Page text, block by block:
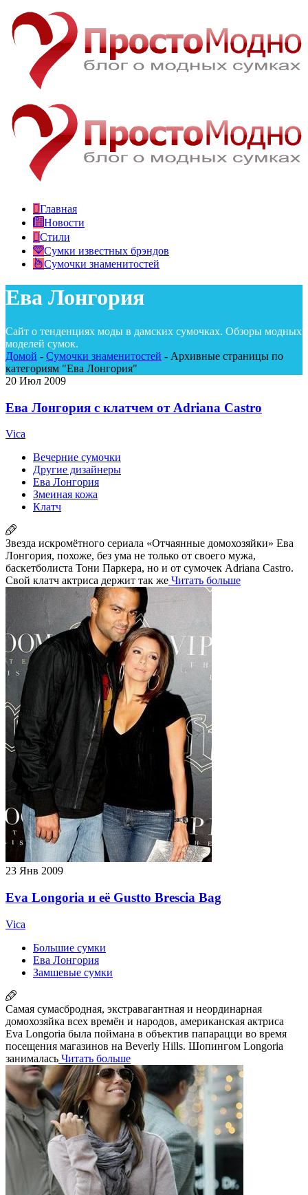
Главная
Новости
Стили
Сумки известных брэндов
Сумочки знаменитостей
Ева Лонгория
Сайт о тенденциях моды в дамских сумочках. Обзоры модных
моделей сумок.
Домой - Сумочки знаменитостей - Архивные страницы по
категориям "Ева Лонгория"
20 Июл 2009
Ева Лонгория с клатчем от Adriana Castro
Vica
Вечерние сумочки
Другие дизайнеры
Ева Лонгория
Змеиная кожа
Клатч
Звезда искромётного сериала «Отчаянные домохозяйки» Ева
Лонгория, похоже, без ума не только от своего мужа,
баскетболиста Тони Паркера, но и от сумочек Adriana Castro.
Свой клатч актриса держит так же Читать больше
23 Янв 2009
Eva Longoria и её Gustto Brescia Bag
Vica
Большие сумки
Ева Лонгория
Замшевые сумки
Самая сумасбродная, экстравагантная и неординарная
домохозяйка всех времён и народов, американская актриса
Eva Longoria была поймана в объектив папарацци во время
посещения магазинов на Beverly Hills. Шопингом Longoria
занималась Читать больше